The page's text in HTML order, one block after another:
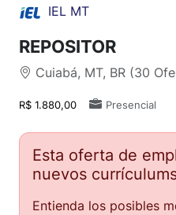
IEL MT
REPOSITOR
Cuiabá, MT, BR (30
R$ 1.880,00 Presencial
Esta oferta de
nuevos
Entienda los posibles